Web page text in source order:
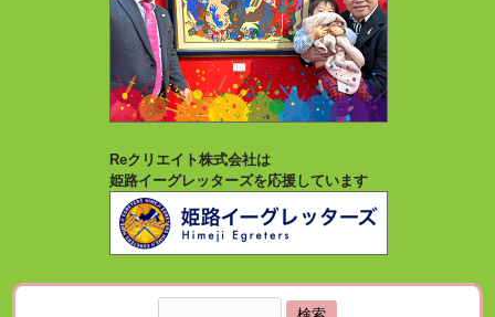
Reクリエイト株式会社は
姫路イーグレッターズを応援しています